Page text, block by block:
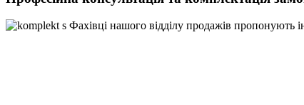
Фахівці нашого відділу продажів пропонують